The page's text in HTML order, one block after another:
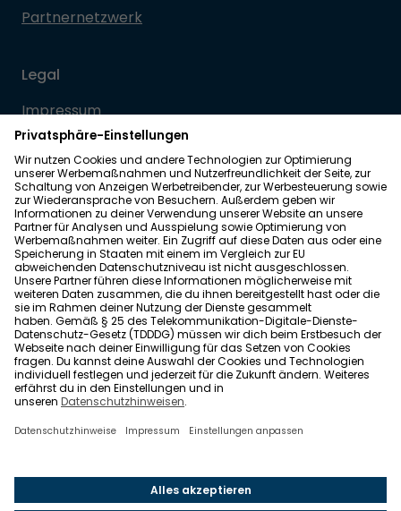
Partnernetzwerk
Legal
Impressum
Datenschutz
Allgemeine Geschäftsbedingungen
Barrierefreiheit
Wohnglück folgen
Wohnglück.de ist ein Service der Impleco GmbH,